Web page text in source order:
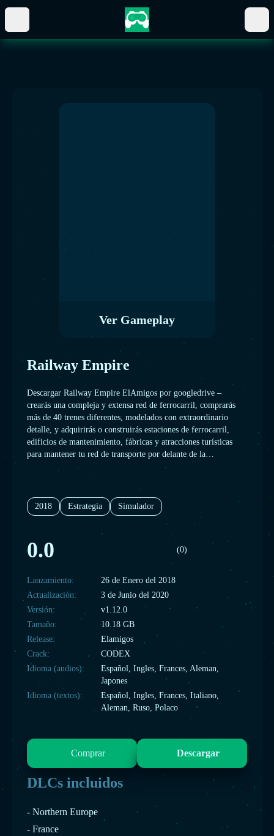
Ver Gameplay
Railway Empire
Descargar Railway Empire ElAmigos por googledrive –
crearás una compleja y extensa red de ferrocarril, comprarás
más de 40 trenes diferentes, modelados con extraordinario
detalle, y adquirirás o construirás estaciones de ferrocarril,
edificios de mantenimiento, fábricas y atracciones turísticas
para mantener tu red de transporte por delante de la
competencia. Si quieres que el servicio de trenes sea eficaz,
desarrollar más de 300 tecnologías, como mejorar los
mecanismos o los propios trenes, crear infraestructuras o
servicios avanzados en el lugar de trabajo, etc., todo ello
2018 Estrategia Simulador
0.0 (0)
Lanzamiento:
26 de Enero del 2018
Actualización:
3 de Junio del 2020
Versión:
v1.12.0
Tamaño:
10.18 GB
Release:
Elamigos
Crack:
CODEX
Idioma (audios):
Español, Ingles, Frances, Aleman,
Japones
Idioma (textos):
Español, Ingles, Frances, Italiano,
Aleman, Ruso, Polaco
Comprar Descargar
DLCs incluidos
- Northern Europe
- France